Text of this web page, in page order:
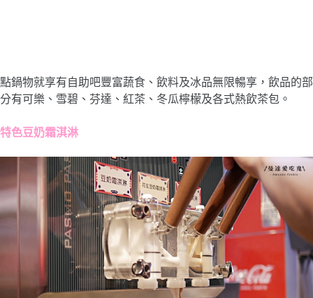
點鍋物就享有自助吧豐富蔬食、飲料及冰品無限暢享，飲品的部
分有可樂、雪碧、芬達、紅茶、冬瓜檸檬及各式熱飲茶包。
特色豆奶霜淇淋